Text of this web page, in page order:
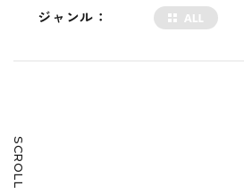
SCROLL
ジャンル：